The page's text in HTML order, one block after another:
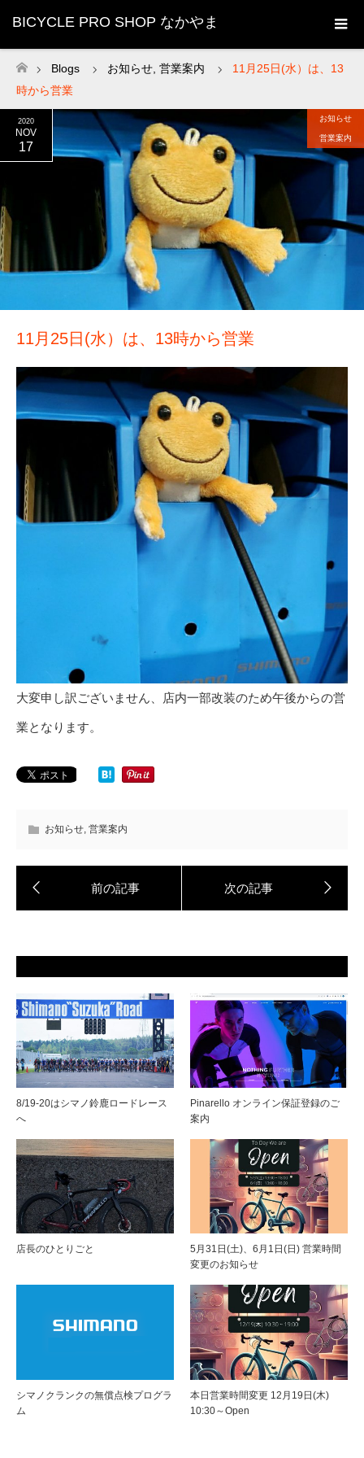
BICYCLE PRO SHOP なかやま
ホーム
Blogs お知らせ 営業案内
11月25日(水）は、13
時から営業
2020
NOV
17
お知らせ
営業案内
11月25日(水）は、13時から営業
大変申し訳ございません、店内一部改装のため午後からの営
業となります。
お知らせ 営業案内
8/19-20はシマノ鈴鹿ロードレース
へ
Pinarello オンライン保証登録のご
案内
店長のひとりごと
5月31日(土)、6月1日(日) 営業時間
変更のお知らせ
シマノクランクの無償点検プログラ
ム
本日営業時間変更 12月19日(木)
10:30～Open